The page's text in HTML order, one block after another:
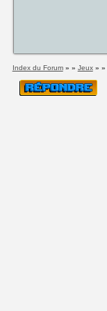
Index du Forum» » Jeux» »